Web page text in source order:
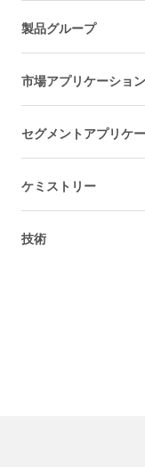
製品グループ
市場アプリケーション
セグメントアプリケ
ケミストリー
技術